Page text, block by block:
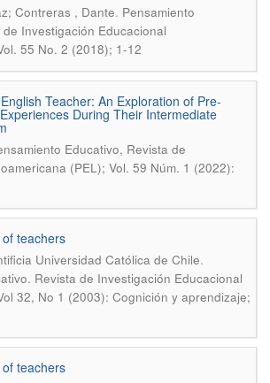
Contreras , Dante. Pensamiento
Investigación Educacional
55 No. 2 (2018); 1-12
Teacher: An Exploration of Pre-
During Their Intermediate
Educativo, Revista de
(PEL); Vol. 59 Núm. 1 (2022):
teachers
Universidad Católica de Chile.
Revista de Investigación Educacional
32, No 1 (2003): Cognición y aprendizaje;
teachers